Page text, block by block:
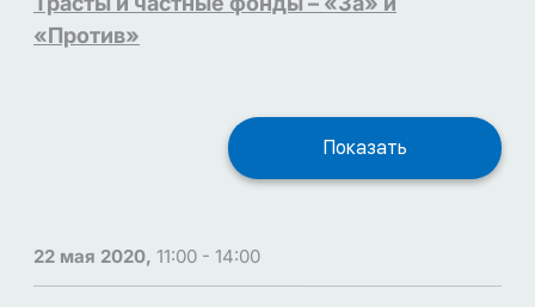
«Против»
Показать
22 мая 2020, 11:00 - 14:00